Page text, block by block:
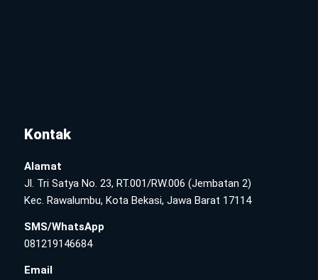
Kontak
Alamat
Jl. Tri Satya No. 23, RT.001/RW.006 (Jembatan 2)
Kec. Rawalumbu, Kota Bekasi, Jawa Barat 17114
SMS/WhatsApp
081219146684
Email